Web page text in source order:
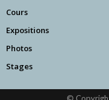
Cours
Expositions
Photos
Stages